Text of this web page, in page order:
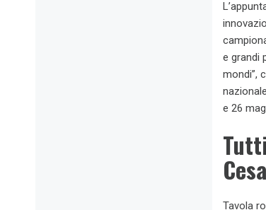
e grandi
mondi”,
e 26
Tavola